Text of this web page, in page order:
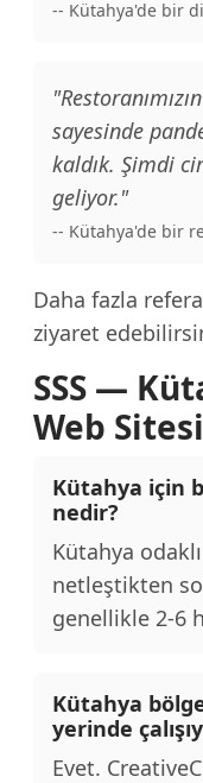
-- Kütahya'de bir
sayesinde
kaldık. Şimdi
geliyor."
-- Kütahya'de bir
Daha fazla
ziyaret
SSS —
Web Sitesi
Kütahya için
nedir?
Kütahya
netleştikten
genellikle 2-6
Kütahya
yerinde
Evet.